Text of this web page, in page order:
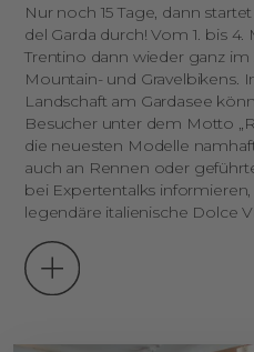
Nur noch 15 Tage, dann startet
del Garda durch!Vom 1. bis 4.
Trentino dann wieder ganz
Mountain- und Gravelbikens.
Landschaft am Gardasee
Besucher unter dem Motto
die neuesten Modelle
auch an Rennen oder
bei Expertentalks
legendäre italienische Dolce